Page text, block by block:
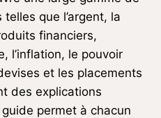
que l’argent, la
financiers,
l’inflation, le pouvoir
et les placements
des explications
permet à chacun